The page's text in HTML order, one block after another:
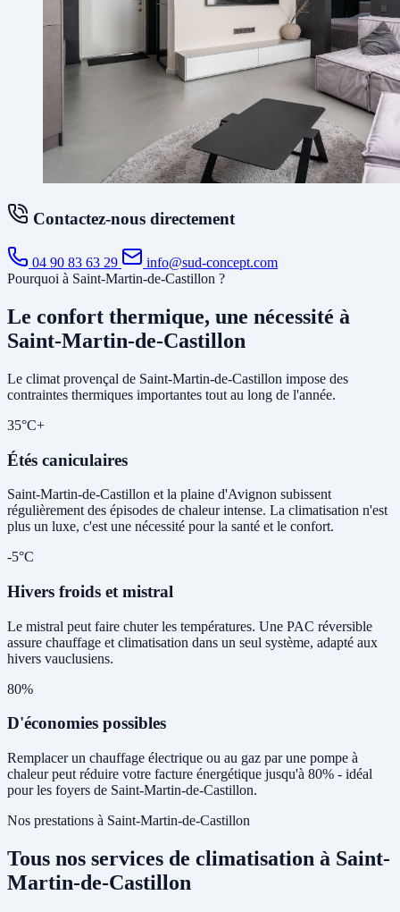
Contactez-nous directement
04 90 83 63 29
info@sud-concept.com
Pourquoi à Saint-Martin-de-Castillon ?
Le confort thermique, une nécessité à
Saint-Martin-de-Castillon
Le climat provençal de Saint-Martin-de-Castillon impose des
contraintes thermiques importantes tout au long de l'année.
35°C+
Étés caniculaires
Saint-Martin-de-Castillon et la plaine d'Avignon subissent
régulièrement des épisodes de chaleur intense. La climatisation n'est
plus un luxe, c'est une nécessité pour la santé et le confort.
-5°C
Hivers froids et mistral
Le mistral peut faire chuter les températures. Une PAC réversible
assure chauffage et climatisation dans un seul système, adapté aux
hivers vauclusiens.
80%
D'économies possibles
Remplacer un chauffage électrique ou au gaz par une pompe à
chaleur peut réduire votre facture énergétique jusqu'à 80% - idéal
pour les foyers de Saint-Martin-de-Castillon.
Nos prestations à Saint-Martin-de-Castillon
Tous nos services de climatisation à Saint-
Martin-de-Castillon